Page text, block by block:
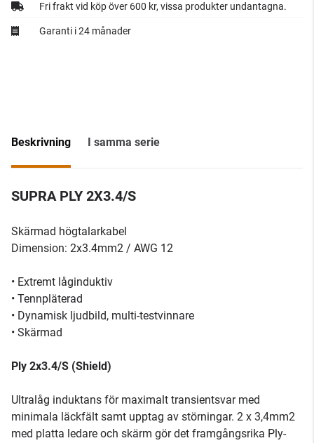
Fri frakt vid köp över 600 kr, vissa produkter undantagna.
Garanti i 24 månader
Beskrivning I samma serie
SUPRA PLY 2X3.4/S
Skärmad högtalarkabel
Dimension: 2x3.4mm2 / AWG 12
• Extremt låginduktiv
• Tennpläterad
• Dynamisk ljudbild, multi-testvinnare
• Skärmad
Ply 2x3.4/S (Shield)
Ultralåg induktans för maximalt transientsvar med
minimala läckfält samt upptag av störningar. 2 x 3,4mm2
med platta ledare och skärm gör det framgångsrika Ply-